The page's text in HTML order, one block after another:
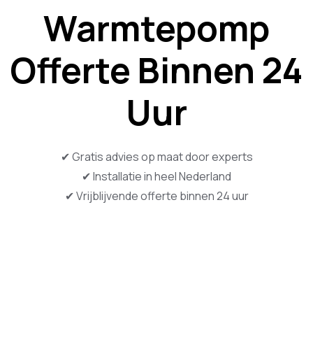
Warmtepomp
Offerte Binnen 24
Uur
✔ Gratis advies op maat door experts
✔ Installatie in heel Nederland
✔ Vrijblijvende offerte binnen 24 uur